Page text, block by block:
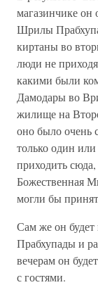
магазинчике он
Шрилы
киртаны во
люди не
какими были
Дамодары во
жилище на
оно было
только один
приходить
Божественная
могли бы
Сам же он
Прабхупады и
вечерам он
с гостями.